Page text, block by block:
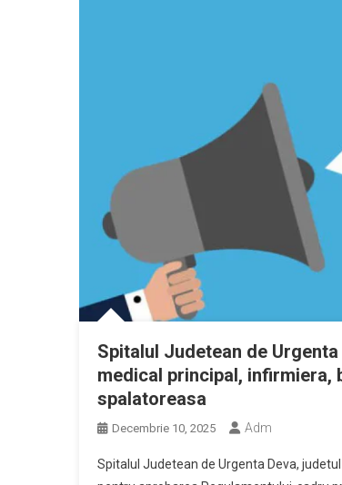
Spitalul Judetean de
medical principal,
spalatoreasa
Decembrie 10, 2025 Adm
Spitalul Judetean de Urgenta Deva,